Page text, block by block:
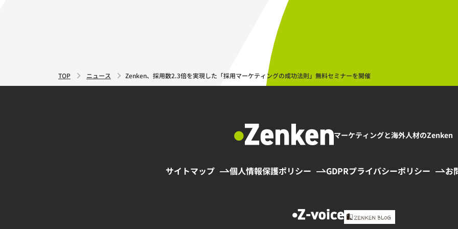
TOP ニュース Zenken、採用数2.3倍を実現した「採用マーケティングの成功法則」無料セミナーを開催
マーケティングと海外人材のZenken
サイトマップ 個人情報保護ポリシー GDPRプライバシーポリシー お